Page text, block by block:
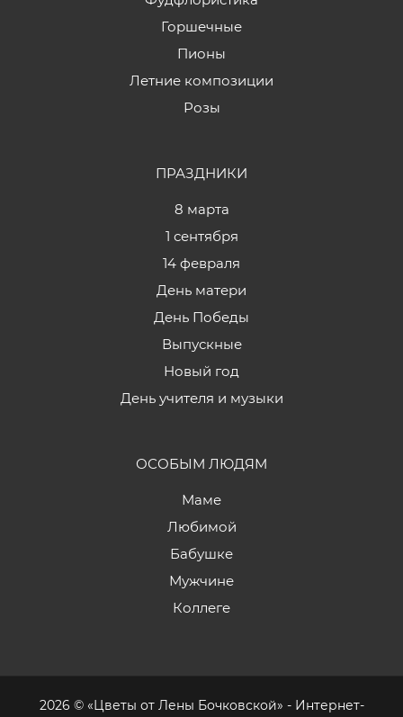
Горшечные
Пионы
Летние композиции
Розы
ПРАЗДНИКИ
8 марта
1 сентября
14 февраля
День матери
День Победы
Выпускные
Новый год
День учителя и музыки
ОСОБЫМ ЛЮДЯМ
Маме
Любимой
Бабушке
Мужчине
Коллеге
2026 © «Цветы от Лены Бочковской» - Интернет-